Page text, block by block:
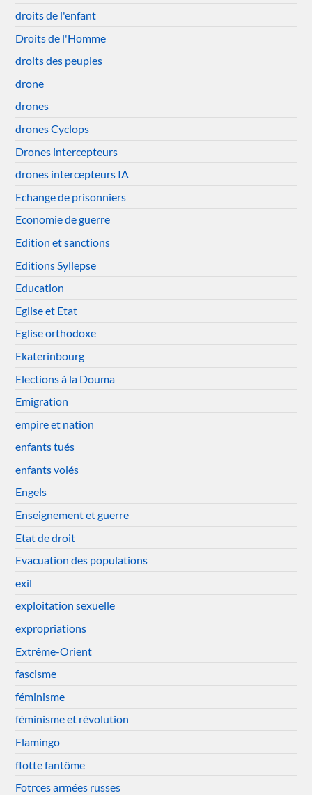
droits de l'enfant
Droits de l'Homme
droits des peuples
drone
drones
drones Cyclops
Drones intercepteurs
drones intercepteurs IA
Echange de prisonniers
Economie de guerre
Edition et sanctions
Editions Syllepse
Education
Eglise et Etat
Eglise orthodoxe
Ekaterinbourg
Elections à la Douma
Emigration
empire et nation
enfants tués
enfants volés
Engels
Enseignement et guerre
Etat de droit
Evacuation des populations
exil
exploitation sexuelle
expropriations
Extrême-Orient
fascisme
féminisme
féminisme et révolution
Flamingo
flotte fantôme
Fotrces armées russes